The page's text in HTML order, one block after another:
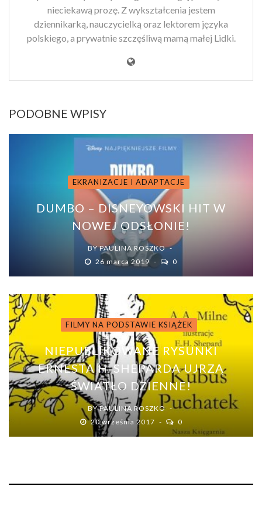
nieciekawą prozę. Z wykształcenia jestem
dziennikarką, nauczycielką oraz lektorem języka
polskiego, a prywatnie szczęśliwą mamą małej Lidki.
PODOBNE WPISY
EKRANIZACJE I ADAPTACJE
DUMBO – DISNEYOWSKI HIT W
NOWEJ ODSŁONIE!
BYPAULINA ROSZKO
26 marca 2019
0
FILMY NA PODSTAWIE KSIĄŻEK
NIEPUBLIKOWANE RYSUNKI
ERNESTA H. SHEPARDA UJRZĄ
ŚWIATŁO DZIENNE!
BYPAULINA ROSZKO
20 września 2017
0